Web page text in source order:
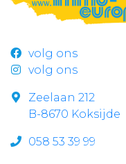
volg ons
volg ons
Zeelaan 212
B-8670 Koksijde
058 53 39 99